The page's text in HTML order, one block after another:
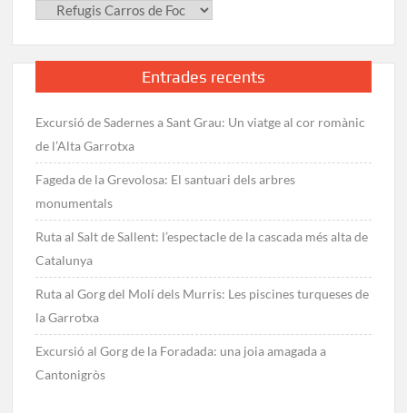
Bonaigua
Categories
Entrades recents
Excursió de Sadernes a Sant Grau: Un viatge al cor romànic
de l’Alta Garrotxa
Fageda de la Grevolosa: El santuari dels arbres
monumentals
Ruta al Salt de Sallent: l’espectacle de la cascada més alta de
Catalunya
Ruta al Gorg del Molí dels Murris: Les piscines turqueses de
la Garrotxa
Excursió al Gorg de la Foradada: una joia amagada a
Cantonigròs